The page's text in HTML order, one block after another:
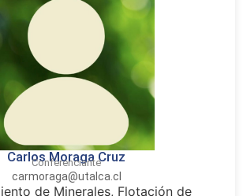
Carlos Moraga Cruz
Conferenciante
carmoraga@utalca.cl
de Minerales, Flotación de